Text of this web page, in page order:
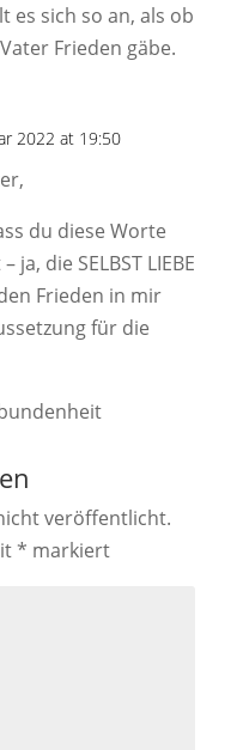
es sich so an, als ob
Frieden gäbe.
2022 at 19:50
du diese Worte
die SELBST LIEBE
Frieden in mir
für die
veröffentlicht.
* markiert